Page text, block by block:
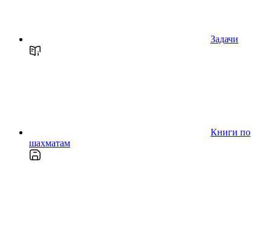
Задачи
Книги по
шахматам